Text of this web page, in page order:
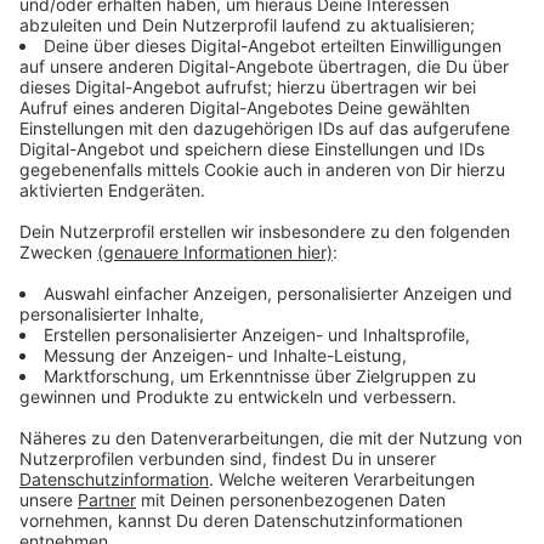
Politische Perspektiven aus dem NRW-
Landtag
Anzeige
Im weiteren Verlauf der Sendung hat José Narciandi
mit Landtagsabgeordneten von CDU und SPD
gesprochen.
Dabei standen aktuelle politische Herausforderungen,
die Erwartungen der Menschen in NRW sowie
unterschiedliche politische Perspektiven im
Mittelpunkt. Außerdem ging es darum, welche Themen
beschäftigen.
Anzeige